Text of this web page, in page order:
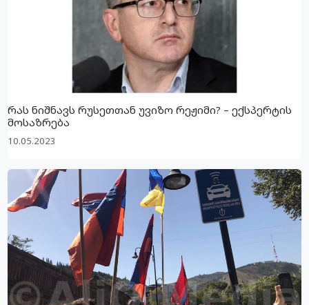
რას ნიშნავს რუსეთთან უვიზო რეჟიმი? – ექსპერტის
მოსაზრება
10.05.2023